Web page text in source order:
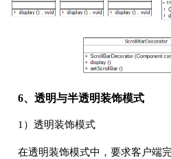
6、透明与半透明装饰模式
1）透明装饰模式
在透明装饰模式中，要求客户端